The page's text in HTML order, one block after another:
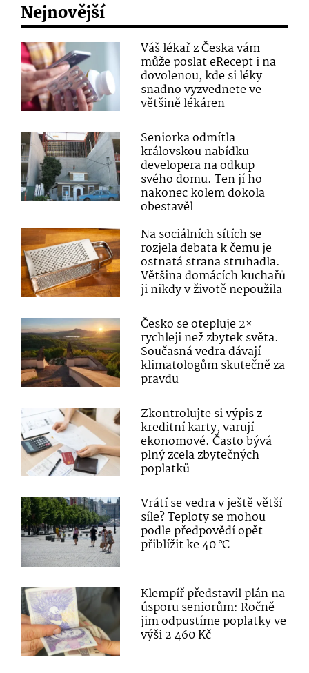
Nejnovější
Váš lékař z Česka vám
může poslat eRecept i na
dovolenou, kde si léky
snadno vyzvednete ve
většině lékáren
Seniorka odmítla
královskou nabídku
developera na odkup
svého domu. Ten jí ho
nakonec kolem dokola
obestavěl
Na sociálních sítích se
rozjela debata k čemu je
ostnatá strana struhadla.
Většina domácích kuchařů
ji nikdy v životě nepoužila
Česko se otepluje 2×
rychleji než zbytek světa.
Současná vedra dávají
klimatologům skutečně za
pravdu
Zkontrolujte si výpis z
kreditní karty, varují
ekonomové. Často bývá
plný zcela zbytečných
poplatků
Vrátí se vedra v ještě větší
síle? Teploty se mohou
podle předpovědí opět
přiblížit ke 40 °C
Klempíř představil plán na
úsporu seniorům: Ročně
jim odpustíme poplatky ve
výši 2 460 Kč